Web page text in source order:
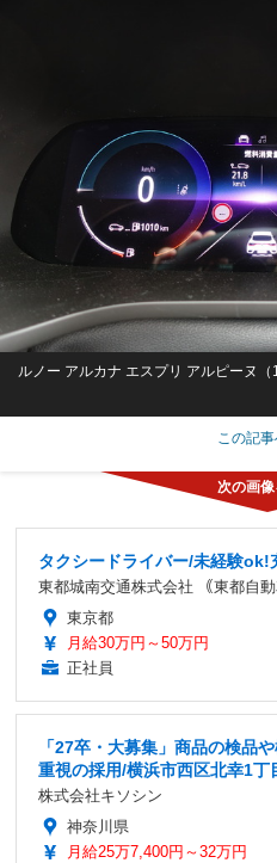
ルノー アルカナ エスプリ アルピーヌ（
この記
タクシードライバー/未経験ok!
東都城南交通株式会社 ｟東都自
東京都
月給30万円～50万円
正社員
「27卒・大募集」商品の検品
重視の採用/横浜市西区北幸1丁
株式会社キソシン
神奈川県
月給25万7,400円～32万円